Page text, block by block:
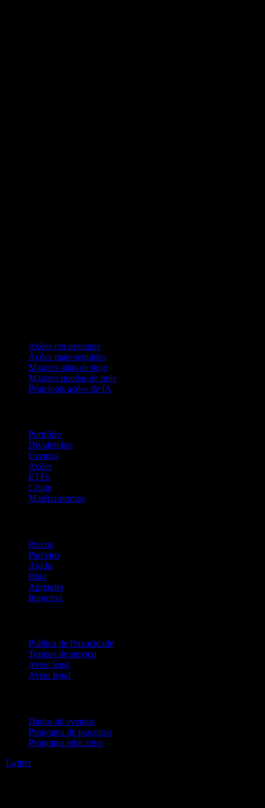
Ações em destaque
Ações mais seguidas
Maiores altas de hoje
Maiores quedas de hoje
Principais ações de IA
Portfólio
Dividendos
Eventos
Ações
ETFs
Cripto
Matéria-primas
Preços
Parceiro
Ajuda
Blog
Aprender
Imprensa
Política de Privacidade
Termos de serviço
Aviso legal
Aviso legal
Dados de eventos
Programa de parceiros
Programa educativo
Twitter